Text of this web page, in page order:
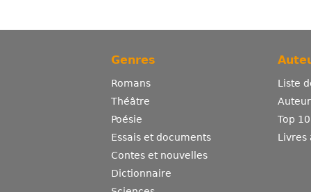
Genres
Romans
Théâtre
Poésie
Essais et documents
Contes et nouvelles
Dictionnaire
Liste
Top
Livres